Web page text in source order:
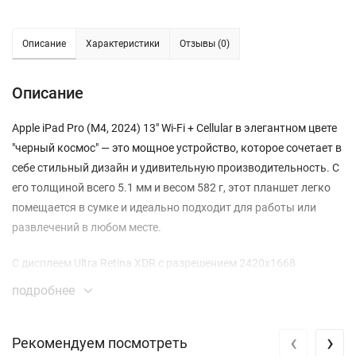
Описание Характеристики Отзывы (0)
Описание
Apple iPad Pro (M4, 2024) 13" Wi-Fi + Cellular в элегантном цвете
"черный космос" — это мощное устройство, которое сочетает в
себе стильный дизайн и удивительную производительность. С
его толщиной всего 5.1 мм и весом 582 г, этот планшет легко
помещается в сумке и идеально подходит для работы или
развлечений в любом месте.
С дисплеем Ultra Retina XDR с разрешением 2420x1668
пикселей, вы получите яркие и насыщенные цвета, а
цветопередачей. Ламинированная поверхность с олеофобным
подробнее
Рекомендуем посмотреть ‹ ›